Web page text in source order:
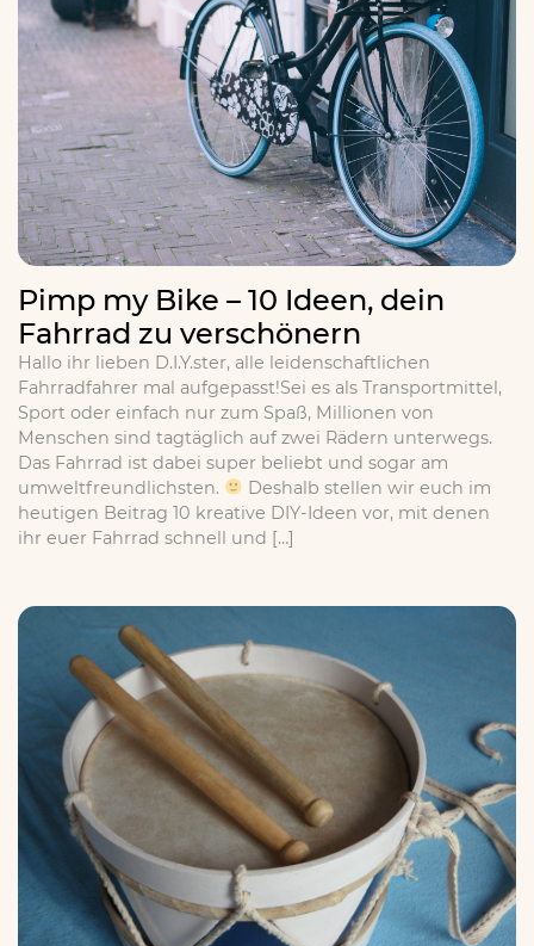
Pimp my Bike – 10 Ideen, dein
Fahrrad zu verschönern
Hallo ihr lieben D.I.Y.ster, alle leidenschaftlichen
Fahrradfahrer mal aufgepasst!Sei es als Transportmittel,
Sport oder einfach nur zum Spaß, Millionen von
Menschen sind tagtäglich auf zwei Rädern unterwegs.
Das Fahrrad ist dabei super beliebt und sogar am
umweltfreundlichsten.
Deshalb stellen wir euch im
heutigen Beitrag 10 kreative DIY-Ideen vor, mit denen
ihr euer Fahrrad schnell und […]